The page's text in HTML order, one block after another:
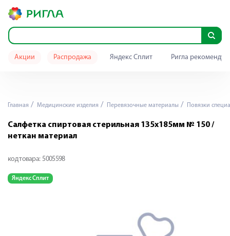
Акции Распродажа Яндекс Сплит Ригла
Главная Медицинские изделия Перевязочные материалы Повязки
Салфетка спиртовая стерильная 135х185мм № 150 /
неткан материал
код товара: 5005598
Яндекс Сплит